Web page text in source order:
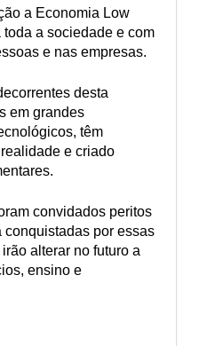
a Economia Low
toda a sociedade e com
e nas empresas.
desta
em grandes
têm
e criado
convidados peritos
conquistadas por essas
alterar no futuro a
ensino e